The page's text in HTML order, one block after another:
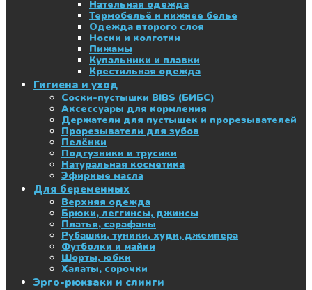
Нательная одежда
Термобельё и нижнее белье
Одежда второго слоя
Носки и колготки
Пижамы
Купальники и плавки
Крестильная одежда
Гигиена и уход
Соски-пустышки BIBS (БИБС)
Аксессуары для кормления
Держатели для пустышек и прорезывателей
Прорезыватели для зубов
Пелёнки
Подгузники и трусики
Натуральная косметика
Эфирные масла
Для беременных
Верхняя одежда
Брюки, леггинсы, джинсы
Платья, сарафаны
Рубашки, туники, худи, джемпера
Футболки и майки
Шорты, юбки
Халаты, сорочки
Эрго-рюкзаки и слинги